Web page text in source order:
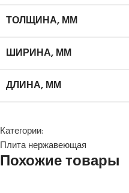
ТОЛЩИНА, ММ
ШИРИНА, ММ
ДЛИНА, ММ
Категории:
Плита нержавеющая
Похожие товары